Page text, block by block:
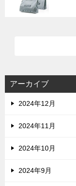
アーカイブ
2024年12月
2024年11月
2024年10月
2024年9月